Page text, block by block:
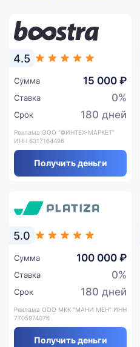
4.5
Сумма 15 000 ₽
Ставка 0%
Срок 180 дней
Реклама ООО "ФИНТЕХ-МАРКЕТ"
ИНН 6317164496
Получить деньги
5.0
Сумма 100 000 ₽
Ставка 0%
Срок 180 дней
Реклама ООО МКК "МАНИ МЕН" ИНН
7705974076
Получить деньги